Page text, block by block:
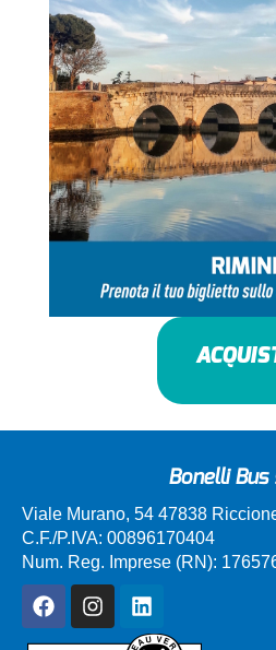
Bonelli Bus
Viale Murano, 54 47838
C.F./P.IVA: 00896170404
Num. Reg. Imprese (RN):